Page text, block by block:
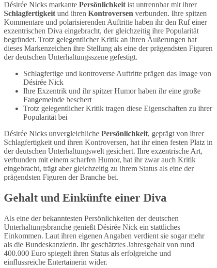
Désirée Nicks markante Persönlichkeit ist untrennbar mit ihrer
Schlagfertigkeit und ihren Kontroversen verbunden. Ihre spitzen
Kommentare und polarisierenden Auftritte haben ihr den Ruf einer
exzentrischen Diva eingebracht, der gleichzeitig ihre Popularität
begründet. Trotz gelegentlicher Kritik an ihren Äußerungen hat
dieses Markenzeichen ihre Stellung als eine der prägendsten Figuren
der deutschen Unterhaltungsszene gefestigt.
Schlagfertige und kontroverse Auftritte prägen das Image von
Désirée Nick
Ihre Exzentrik und ihr spitzer Humor haben ihr eine große
Fangemeinde beschert
Trotz gelegentlicher Kritik tragen diese Eigenschaften zu ihrer
Popularität bei
Désirée Nicks unvergleichliche Persönlichkeit, geprägt von ihrer
Schlagfertigkeit und ihren Kontroversen, hat ihr einen festen Platz in
der deutschen Unterhaltungswelt gesichert. Ihre exzentrische Art,
verbunden mit einem scharfen Humor, hat ihr zwar auch Kritik
eingebracht, trägt aber gleichzeitig zu ihrem Status als eine der
prägendsten Figuren der Branche bei.
Gehalt und Einkünfte einer Diva
Als eine der bekanntesten Persönlichkeiten der deutschen
Unterhaltungsbranche genießt Désirée Nick ein stattliches
Einkommen. Laut ihren eigenen Angaben verdient sie sogar mehr
als die Bundeskanzlerin. Ihr geschätztes Jahresgehalt von rund
400.000 Euro spiegelt ihren Status als erfolgreiche und
einflussreiche Entertainerin wider.